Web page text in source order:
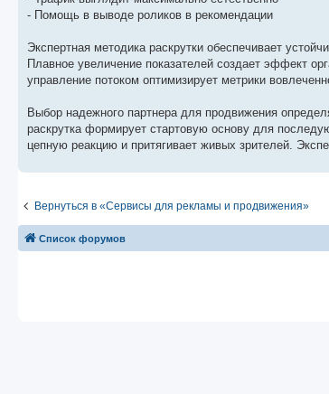
- Помощь в выводе роликов в рекомендации
Экспертная методика раскрутки обеспечивает
Плавное увеличение показателей создает эффект
управление потоком оптимизирует метрики
Выбор надежного партнера для продвижения
раскрутка формирует стартовую основу для
цепную реакцию и притягивает живых зрителей.
Вернуться в «Сервисы для рекламы и продвижения»
Список форумов